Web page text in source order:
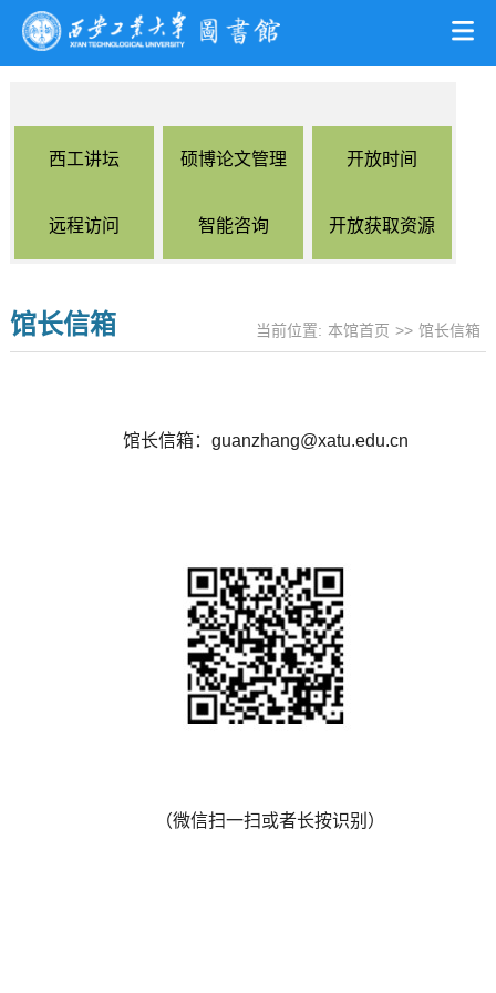
西工讲坛 硕博论文管理 开放时间
远程访问 智能咨询 开放获取资源
馆长信箱 当前位置: 本馆首页 >> 馆长信箱
馆长信箱： guanzhang@xatu.edu.cn
（微信扫一扫或者长按识别）